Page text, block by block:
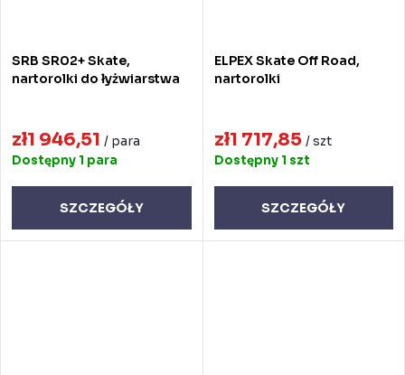
SRB SR02+ Skate,
nartorolki do łyżwiarstwa
zł1 946,51 / para
Dostępny 1 para
SZCZEGÓŁY
ELPEX Skate Off Road,
nartorolki
zł1 717,85 / szt
Dostępny 1 szt
SZCZEGÓŁY